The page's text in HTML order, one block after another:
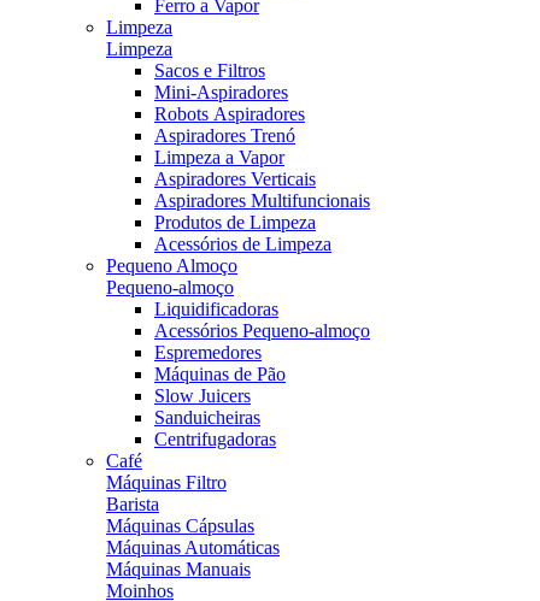
Ferro a Vapor
Limpeza
Limpeza
Sacos e Filtros
Mini-Aspiradores
Robots Aspiradores
Aspiradores Trenó
Limpeza a Vapor
Aspiradores Verticais
Aspiradores Multifuncionais
Produtos de Limpeza
Acessórios de Limpeza
Pequeno Almoço
Pequeno-almoço
Liquidificadoras
Acessórios Pequeno-almoço
Espremedores
Máquinas de Pão
Slow Juicers
Sanduicheiras
Centrifugadoras
Café
Máquinas Filtro
Barista
Máquinas Cápsulas
Máquinas Automáticas
Máquinas Manuais
Moinhos